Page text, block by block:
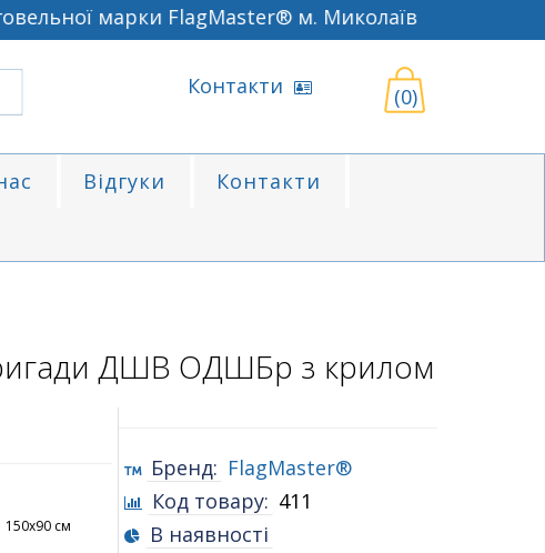
марки FlagMaster® м. Миколаїв
Контакти (0)
Відгуки
Контакти
ДШВ ОДШБр з крилом
150х90 см
Бренд: FlagMaster®
Код товару: 411
В наявності